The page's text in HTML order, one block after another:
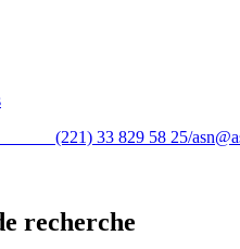
(221) 33 829 58 25/
recherche